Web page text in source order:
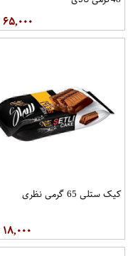
۶۵,۰۰۰
کیک ستلی 65 گرمی نظری
۱۸,۰۰۰